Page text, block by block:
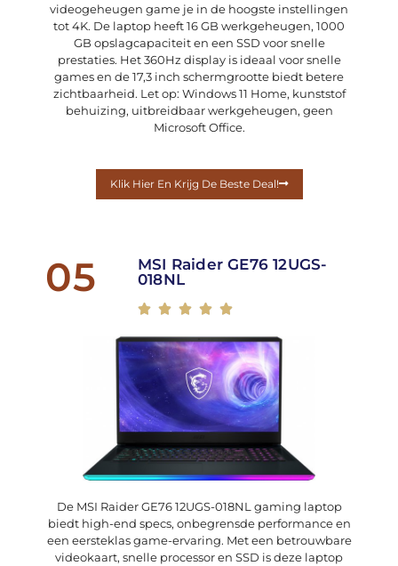
videogeheugen game je in de hoogste instellingen
tot 4K. De laptop heeft 16 GB werkgeheugen, 1000
GB opslagcapaciteit en een SSD voor snelle
prestaties. Het 360Hz display is ideaal voor snelle
games en de 17,3 inch schermgrootte biedt betere
zichtbaarheid. Let op: Windows 11 Home, kunststof
behuizing, uitbreidbaar werkgeheugen, geen
Microsoft Office.
Klik Hier En Krijg De Beste Deal!
05
MSI Raider GE76 12UGS-
018NL
    
De MSI Raider GE76 12UGS-018NL gaming laptop
biedt high-end specs, onbegrensde performance en
een eersteklas game-ervaring. Met een betrouwbare
videokaart, snelle processor en SSD is deze laptop